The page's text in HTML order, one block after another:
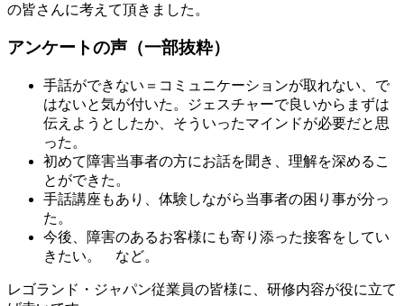
の皆さんに考えて頂きました。
アンケートの声（一部抜粋）
手話ができない＝コミュニケーションが取れない、で
はないと気が付いた。ジェスチャーで良いからまずは
伝えようとしたか、そういったマインドが必要だと思
った。
初めて障害当事者の方にお話を聞き、理解を深めるこ
とができた。
手話講座もあり、体験しながら当事者の困り事が分っ
た。
今後、障害のあるお客様にも寄り添った接客をしてい
きたい。 など。
レゴランド・ジャパン従業員の皆様に、研修内容が役に立て